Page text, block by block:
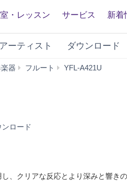
・レッスン サービス 新着
アーティスト ダウンロード
器 フルート YFL-A421U
ンロード
、クリアな反応とより深みと響き